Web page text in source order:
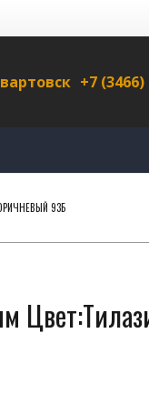
+7
93Б